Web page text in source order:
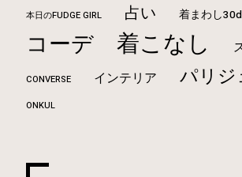
本日のFUDGE GIRL 占い 着まわし
コーデ 着こなし
CONVERSE インテリア パリジ
ONKUL